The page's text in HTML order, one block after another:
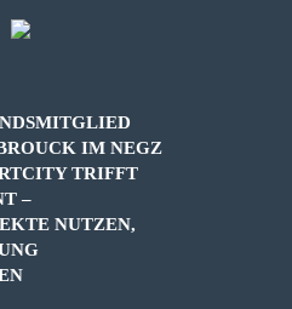
IM NEGZ
TRIFFT
–
NUTZEN,